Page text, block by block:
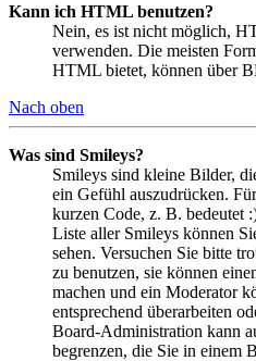
Kann ich HTML benutzen?
Nein, es ist nicht möglich,
verwenden. Die meisten
HTML bietet, können über
Nach oben
Was sind Smileys?
Smileys sind kleine Bilder,
ein Gefühl auszudrücken.
kurzen Code, z. B. bedeutet
Liste aller Smileys können
sehen. Versuchen Sie bitte
zu benutzen, sie können
machen und ein Moderator
entsprechend überarbeiten
Board-Administration kann
begrenzen, die Sie in einem